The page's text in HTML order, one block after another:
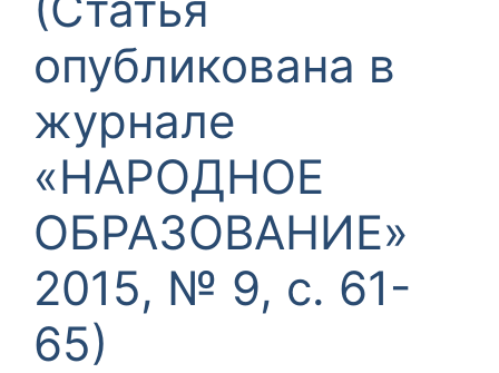
опубликована в
журнале
«НАРОДНОЕ
ОБРАЗОВАНИЕ»
2015, № 9, с. 61-
65)